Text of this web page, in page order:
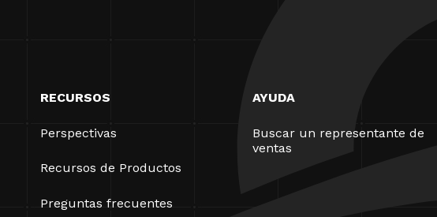
RECURSOS
Perspectivas
Recursos de Productos
Preguntas frecuentes
AYUDA
Buscar un representante de
ventas